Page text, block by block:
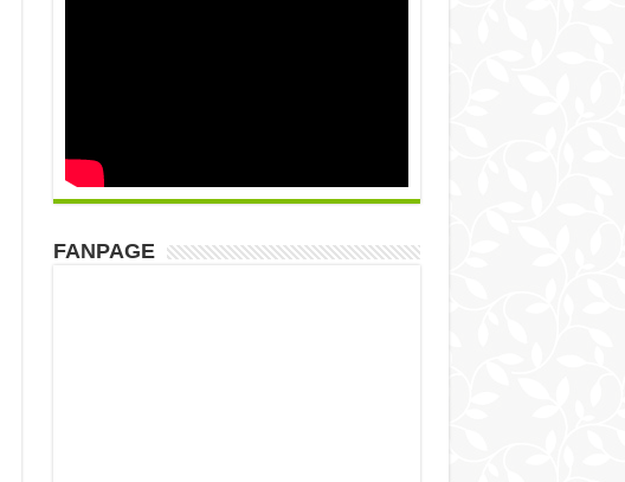
FANPAGE